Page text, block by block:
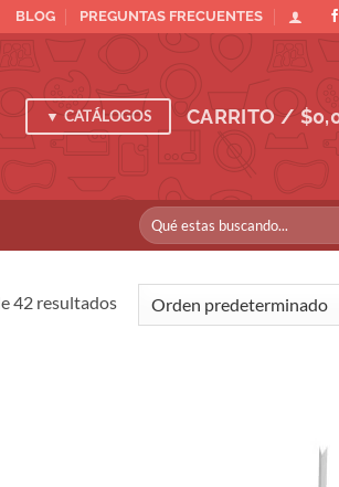
BLOG PREGUNTAS FRECUENTES
▼ CATÁLOGOS CARRITO /$
Buscar
por:
42 resultados